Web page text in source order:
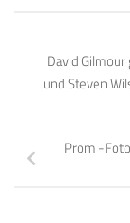
David
und Steven
Promi-